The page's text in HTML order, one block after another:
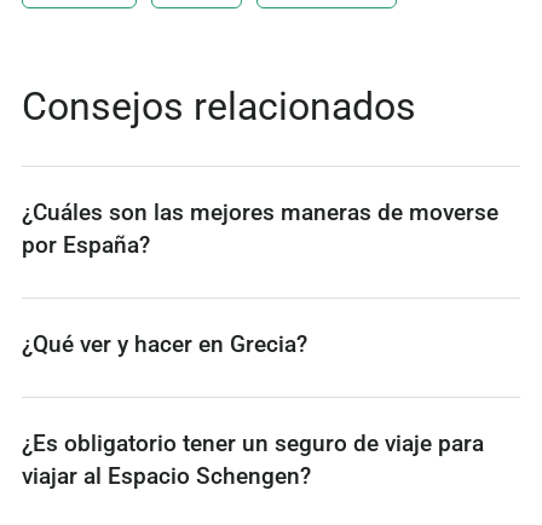
Consejos relacionados
¿Cuáles son las mejores maneras de moverse
por España?
¿Qué ver y hacer en Grecia?
¿Es obligatorio tener un seguro de viaje para
viajar al Espacio Schengen?